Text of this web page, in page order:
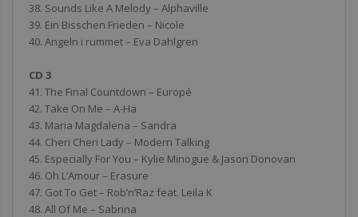
38. Sounds Like A Melody – Alphaville
39. Ein Bisschen Frieden – Nicole
40. Ängeln i rummet – Eva Dahlgren
CD 3
41. The Final Countdown – Europé
42. Take On Me – A-Ha
43. Maria Magdalena – Sandra
44. Cheri Cheri Lady – Modern Talking
45. Especially For You – Kylie Minogue & Jason Donovan
46. Oh L’Amour – Erasure
47. Got To Get – Rob’n’Raz feat. Leila K
48. All Of Me – Sabrina